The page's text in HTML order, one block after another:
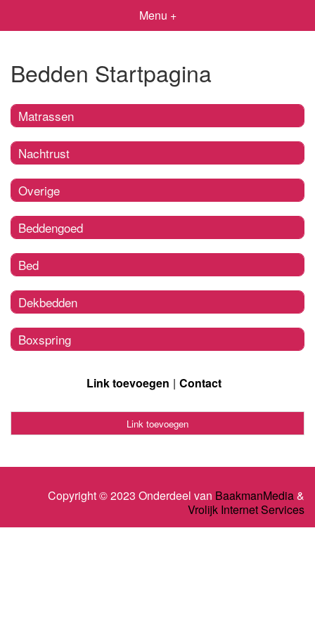
Menu +
Bedden Startpagina
Matrassen
Nachtrust
Overige
Beddengoed
Bed
Dekbedden
Boxspring
Link toevoegen Contact
Link toevoegen
Copyright © 2023 Onderdeel van BaakmanMedia&
Vrolijk Internet Services